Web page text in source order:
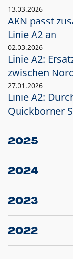
13.03.2026
AKN passt
Linie A2 an
02.03.2026
Linie A2:
zwischen
27.01.2026
Linie A2:
Quickborner
2025
23.12.2025
Projekt S5:
2024
10.12.2024
Großprojekt
2023
20.12.2023
Schleswig-
2022
22.12.2022